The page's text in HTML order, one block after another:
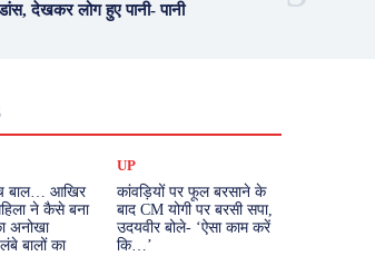
देखकर लोग हुए पानी- पानी
दुनिया
मनोरंजन
राजनीति वास्तु शास्त्र
More
बाल… आखिर
ने कैसे बना
अनोखा
बालों का
UP
कांवड़ियों पर फूल बरसाने के
बाद CM योगी पर बरसी सपा,
उदयवीर बोले- ‘ऐसा काम करें
कि…’